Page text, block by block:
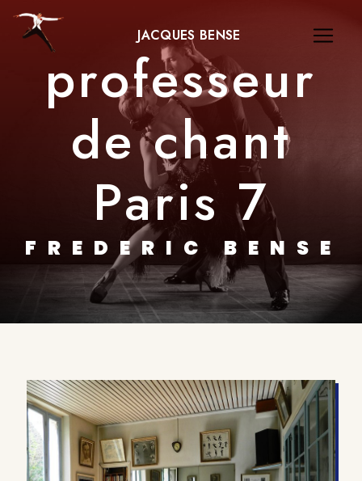
JACQUES BENSE
professeur
de chant
Paris 7
FREDERIC BENSE
Panneau de gestion des cookies